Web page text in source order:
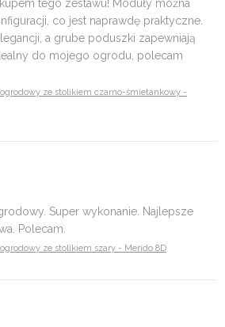
tego zestawu! Moduły można
co jest naprawdę praktyczne.
a grube poduszki zapewniają
do mojego ogrodu, polecam
ze stolikiem czarno-śmietankowy -
Super wykonanie. Najlepsze
Polecam.
ze stolikiem szary - Merido 8D